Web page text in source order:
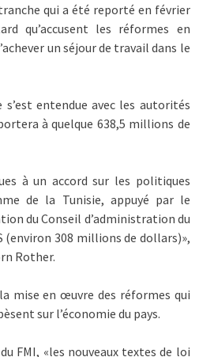
qui a été reporté en février
qu’accusent les réformes en
un séjour de travail dans le
entendue avec les autorités
à quelque 638,5 millions de
à un accord sur les politiques
de la Tunisie, appuyé par le
du Conseil d’administration du
(environ 308 millions de dollars)»,
Rother.
mise en œuvre des réformes qui
sur l’économie du pays.
FMI, «les nouveaux textes de loi